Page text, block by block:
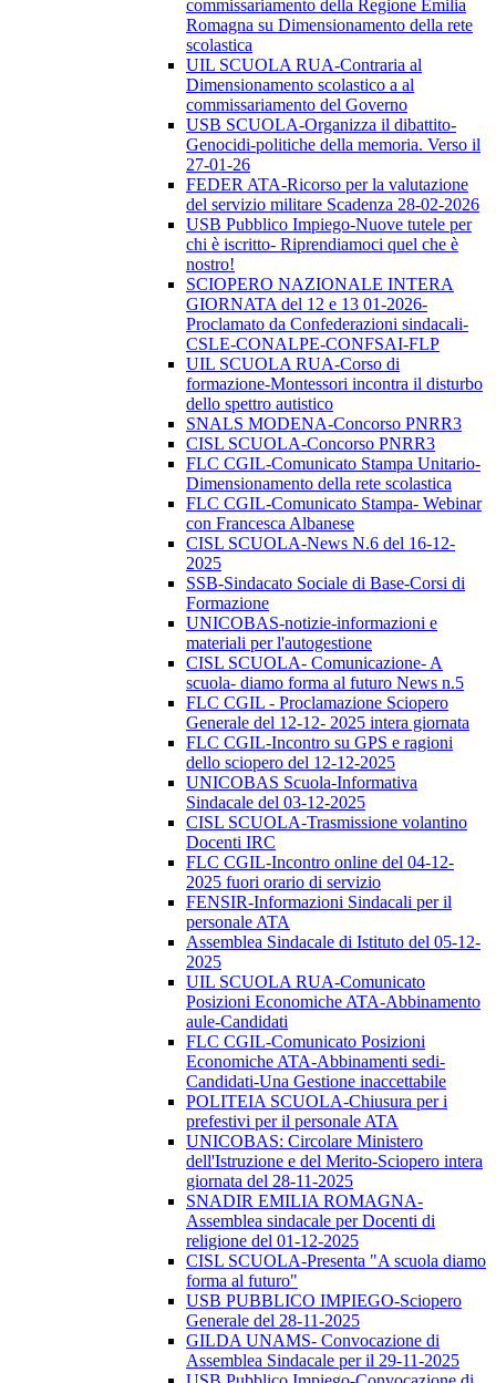
commissariamento della Regione Emilia
Romagna su Dimensionamento della rete
scolastica
UIL SCUOLA RUA-Contraria al
Dimensionamento scolastico a al
commissariamento del Governo
USB SCUOLA-Organizza il dibattito-
Genocidi-politiche della memoria. Verso il
27-01-26
FEDER ATA-Ricorso per la valutazione
del servizio militare Scadenza 28-02-2026
USB Pubblico Impiego-Nuove tutele per
chi è iscritto- Riprendiamoci quel che è
nostro!
SCIOPERO NAZIONALE INTERA
GIORNATA del 12 e 13 01-2026-
Proclamato da Confederazioni sindacali-
CSLE-CONALPE-CONFSAI-FLP
UIL SCUOLA RUA-Corso di
formazione-Montessori incontra il disturbo
dello spettro autistico
SNALS MODENA-Concorso PNRR3
CISL SCUOLA-Concorso PNRR3
FLC CGIL-Comunicato Stampa Unitario-
Dimensionamento della rete scolastica
FLC CGIL-Comunicato Stampa- Webinar
con Francesca Albanese
CISL SCUOLA-News N.6 del 16-12-
2025
SSB-Sindacato Sociale di Base-Corsi di
Formazione
UNICOBAS-notizie-informazioni e
materiali per l'autogestione
CISL SCUOLA- Comunicazione- A
scuola- diamo forma al futuro News n.5
FLC CGIL - Proclamazione Sciopero
Generale del 12-12- 2025 intera giornata
FLC CGIL-Incontro su GPS e ragioni
dello sciopero del 12-12-2025
UNICOBAS Scuola-Informativa
Sindacale del 03-12-2025
CISL SCUOLA-Trasmissione volantino
Docenti IRC
FLC CGIL-Incontro online del 04-12-
2025 fuori orario di servizio
FENSIR-Informazioni Sindacali per il
personale ATA
Assemblea Sindacale di Istituto del 05-12-
2025
UIL SCUOLA RUA-Comunicato
Posizioni Economiche ATA-Abbinamento
aule-Candidati
FLC CGIL-Comunicato Posizioni
Economiche ATA-Abbinamenti sedi-
Candidati-Una Gestione inaccettabile
POLITEIA SCUOLA-Chiusura per i
prefestivi per il personale ATA
UNICOBAS: Circolare Ministero
dell'Istruzione e del Merito-Sciopero intera
giornata del 28-11-2025
SNADIR EMILIA ROMAGNA-
Assemblea sindacale per Docenti di
religione del 01-12-2025
CISL SCUOLA-Presenta "A scuola diamo
forma al futuro"
USB PUBBLICO IMPIEGO-Sciopero
Generale del 28-11-2025
GILDA UNAMS- Convocazione di
Assemblea Sindacale per il 29-11-2025